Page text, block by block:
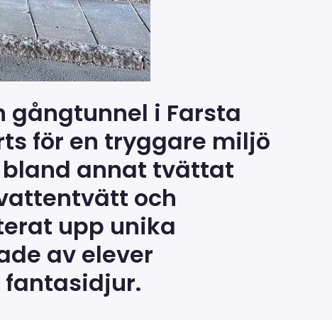
gångtunnel i Farsta
för en tryggare miljö
bland annat tvättat
och
upp unika
av elever
fantasidjur.